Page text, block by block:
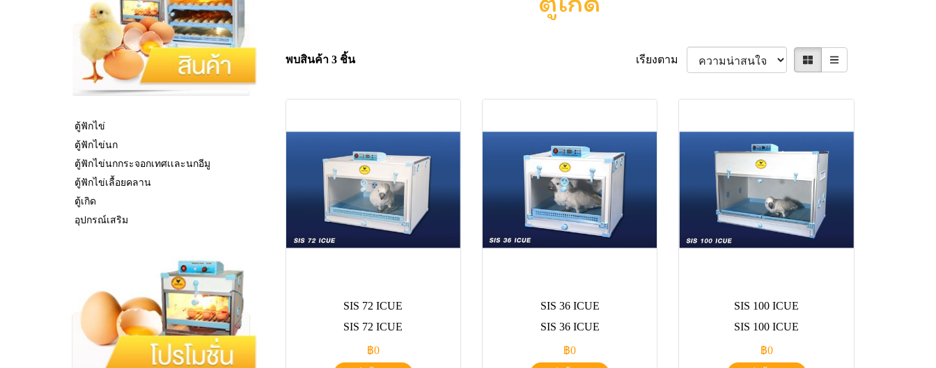
พบสินค้า 3 ชิ้น เรียงตาม
SIS 72 ICUE
SIS 72 ICUE
฿0
SIS 36 ICUE
SIS 36 ICUE
฿0
SIS 100 ICUE
SIS 100 ICUE
฿0
ตู้ฟักไข่
ตู้ฟักไข่นก
ตู้ฟักไข่นกกระจอกเทศเเละนกอีมู
ตู้ฟักไข่เลื้อยคลาน
ตู้เกิด
อุปกรณ์เสริม